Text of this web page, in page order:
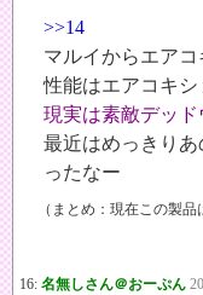
>>14
マルイからエア
性能はエアコキ
現実は素敵デッド
最近はめっきり
ったなー
（まとめ：現在この製
16: 名無しさん＠おーぷん